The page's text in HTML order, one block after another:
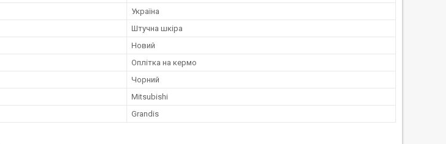
Україна
Штучна шкіра
Новий
Оплітка на кермо
Чорний
Mitsubishi
Grandis